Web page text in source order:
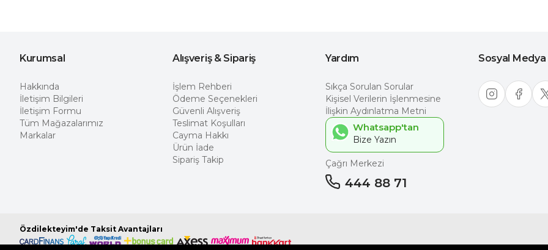
Kurumsal
Hakkında
İletişim Bilgileri
İletişim Formu
Tüm Mağazalarımız
Markalar
Alışveriş & Sipariş
İşlem Rehberi
Ödeme Seçenekleri
Güvenli Alışveriş
Teslimat Koşulları
Cayma Hakkı
Ürün İade
Sipariş Takip
Yardım
Sıkça Sorulan Sorular
Kişisel Verilerin İşlenmesine
İlişkin Aydınlatma Metni
Whatsapp'tan
Çağrı Merkezi
Sosyal Medya
Özdilekteyim'de Taksit Avantajları